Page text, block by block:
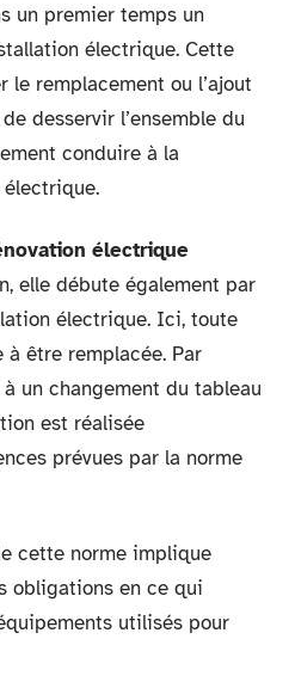
un premier temps un
électrique. Cette
remplacement ou l’ajout
desservir l’ensemble du
conduire à la
électrique
elle débute également par
électrique. Ici, toute
à être remplacée. Par
un changement du tableau
est réalisée
prévues par la norme
cette norme implique
obligations en ce qui
utilisés pour